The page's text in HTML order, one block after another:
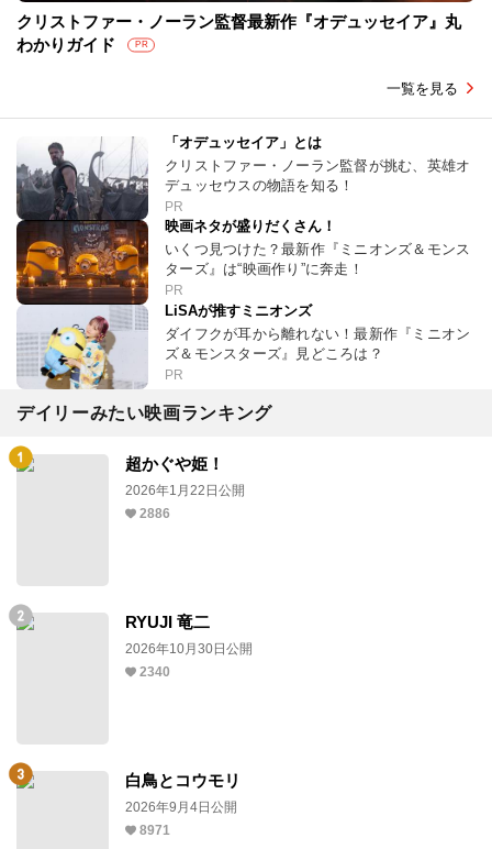
クリストファー・ノーラン監督最新作『オデュッセイア』丸
わかりガイド
PR
一覧を見る
「オデュッセイア」とは
クリストファー・ノーラン監督が挑む、英雄オ
デュッセウスの物語を知る！
PR
映画ネタが盛りだくさん！
いくつ見つけた？最新作『ミニオンズ＆モンス
ターズ』は“映画作り”に奔走！
PR
LiSAが推すミニオンズ
ダイフクが耳から離れない！最新作『ミニオン
ズ＆モンスターズ』見どころは？
PR
デイリーみたい映画ランキング
超かぐや姫！
2026年1月22日公開
2886
RYUJI 竜二
2026年10月30日公開
2340
白鳥とコウモリ
2026年9月4日公開
8971